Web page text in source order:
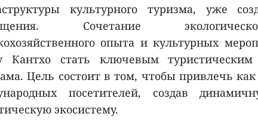
культурного туризма, уже
Сочетание
опыта и культурных
Кантхо стать ключевым
Цель состоит в том, чтобы привлечь
посетителей, создав
экосистему.